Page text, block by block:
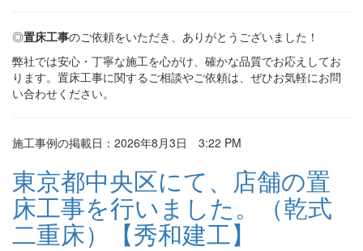
◎置床工事のご依頼をいただき、ありがとうございました！
弊社では安心・丁寧な施工を心がけ、確かな品質でお応えしてお
ります。置床工事に関するご相談やご依頼は、ぜひお気軽にお問
い合わせください。
施工事例の掲載日：2026年8月3日 3:22 PM
東京都中央区にて、店舗の置
床工事を行いました。（乾式
二重床）【秀和建工】